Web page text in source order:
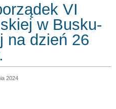
VI
w Busku-
na dzień 26
2024